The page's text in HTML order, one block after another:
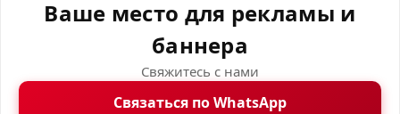
Ваше место для рекламы и
баннера
Свяжитесь с нами
Связаться по WhatsApp